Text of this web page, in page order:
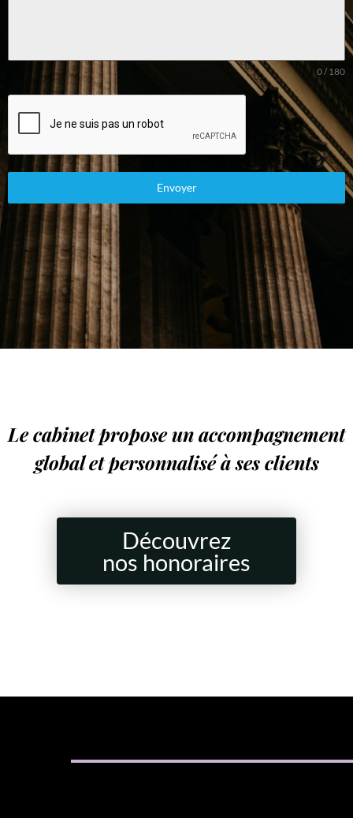
0 / 180
Envoyer
Le cabinet propose un accompagnement
global et personnalisé à ses clients
Découvrez
nos honoraires